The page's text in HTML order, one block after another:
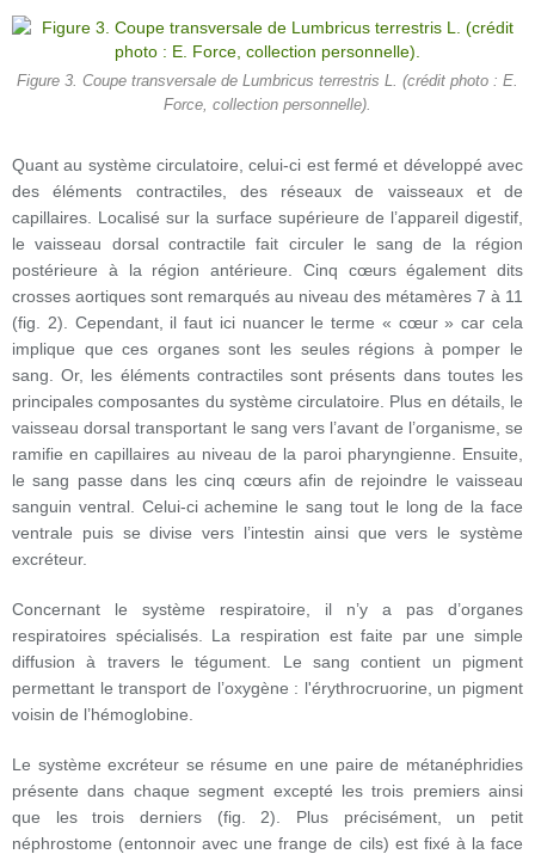
Figure 3. Coupe transversale de Lumbricus terrestris L. (crédit photo : E.
Force, collection personnelle).
Quant au système circulatoire, celui-ci est fermé et développé avec
des éléments contractiles, des réseaux de vaisseaux et de
capillaires. Localisé sur la surface supérieure de l’appareil digestif,
le vaisseau dorsal contractile fait circuler le sang de la région
postérieure à la région antérieure. Cinq cœurs également dits
crosses aortiques sont remarqués au niveau des métamères 7 à 11
(fig. 2). Cependant, il faut ici nuancer le terme « cœur » car cela
implique que ces organes sont les seules régions à pomper le
sang. Or, les éléments contractiles sont présents dans toutes les
principales composantes du système circulatoire. Plus en détails, le
vaisseau dorsal transportant le sang vers l’avant de l’organisme, se
ramifie en capillaires au niveau de la paroi pharyngienne. Ensuite,
le sang passe dans les cinq cœurs afin de rejoindre le vaisseau
sanguin ventral. Celui-ci achemine le sang tout le long de la face
ventrale puis se divise vers l’intestin ainsi que vers le système
excréteur.
Concernant le système respiratoire, il n’y a pas d’organes
respiratoires spécialisés. La respiration est faite par une simple
diffusion à travers le tégument. Le sang contient un pigment
permettant le transport de l’oxygène : l'érythrocruorine, un pigment
voisin de l’hémoglobine.
Le système excréteur se résume en une paire de métanéphridies
présente dans chaque segment excepté les trois premiers ainsi
que les trois derniers (fig. 2). Plus précisément, un petit
néphrostome (entonnoir avec une frange de cils) est fixé à la face